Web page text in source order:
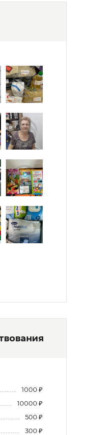
1000 ₽
10000 ₽
500 ₽
300 ₽